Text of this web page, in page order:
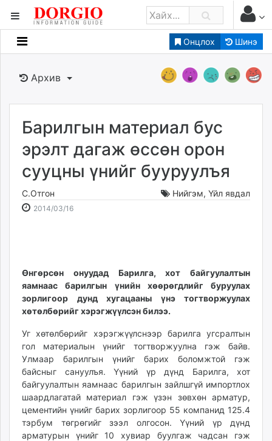
Онцлох Шинэ
Мэдээллийн
Банк санхүү
Бизнес ААН
Төрийн
Нийслэлийн
dorgio.mn
Gogo.mn
caak.mn
ikon.mn
mnb.mn
Livetv.mn
shuud.mn
eagle.mn
ergelt.mn
zarig.mn
today.mn
zuv.mn
Архив
Барилгын материал бус
эрэлт дагаж өссөн орон
сууцны үнийг бууруулъя
С.Отгон Нийгэм, Үйл явдал
2014/03/162014-
2026-
Өнгөрсөн онуудад Барилга, хот байгуулалтын
яамнаас барил­гын үнийн хөөрөгдлийг буруу­лах
зорлигоор дунд хуга­цааны үнэ тогтворжуулах
хөтөл­бөрийг хэрэгжүүлсэн билээ.
Уг хөтөл­бөрийг хэрэгжүүлснээр барилга угсралтын
гол материалын үнийг тогтворжуулна гэж байв.
Улмаар барилгын үнийг барих боломжтой гэж
байсныг сануулъя. Үүний үр дүнд Барилга, хот
байгуулалтын яамнаас барилгын зайлшгүй им­портлох
шаардлагатай материал гэж үзэн зөвхөн арматур,
цементийн үнийг барих зорлигоор 55 компанид 125.4
тэрбум төгрөгийг зээл олгосон. Үүний үр дүнд
арматурын үнийг 10 хувиар буулгаж чадсан гэж